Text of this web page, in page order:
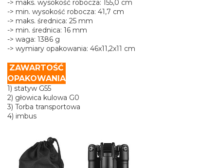
-> maks. wysokość robocza: 155,0 cm
-> min. wysokość robocza: 41,7 cm
-> maks. średnica: 25 mm
-> min. średnica: 16 mm
-> waga: 1386 g
-> wymiary opakowania: 46x11,2x11 cm
ZAWARTOŚĆ
OPAKOWANIA
1) statyw G55
2) głowica kulowa G0
3) Torba transportowa
4) imbus